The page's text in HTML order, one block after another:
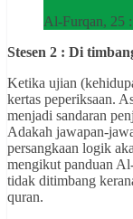
Al-Furqan, 25
Stesen 2 : Di
Ketika ujian
kertas peperiksaan.
menjadi sandaran
Adakah jawapan-
persangkaan logik
mengikut panduan
tidak ditimbang
quran.